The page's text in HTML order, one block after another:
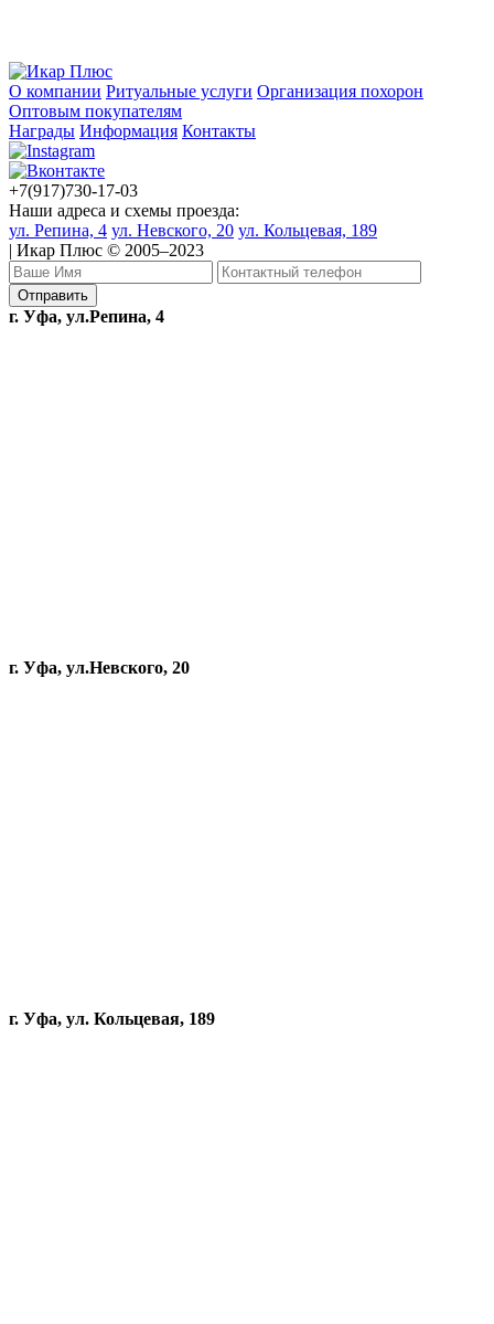
О компании Ритуальные услуги Организация похорон
Оптовым покупателям
Награды Информация Контакты
+7(917)730-17-03
Наши адреса и схемы проезда:
ул. Репина, 4 ул. Невского, 20 ул. Кольцевая, 189
| Икар Плюс © 2005–2023
г. Уфа, ул.Репина, 4
г. Уфа, ул.Невского, 20
г. Уфа, ул. Кольцевая, 189